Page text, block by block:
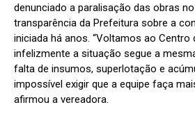
denunciado a paralisação das obras
transparência da Prefeitura sobre a
iniciada há anos. “Voltamos ao Centro
infelizmente a situação segue a
falta de insumos, superlotação e
impossível exigir que a equipe faça
afirmou a vereadora.